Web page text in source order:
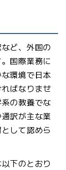
ど、外国の
国際業務に
環境で日本
ばなりませ
の教養でな
訳が主な業
して認めら
下のとおり